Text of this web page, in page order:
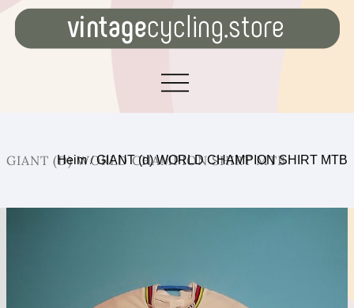
GIANT (D) WORLD CHAMPION SHIRT MTB
Heim/GIANT (d) WORLD CHAMPION SHIRT MTB